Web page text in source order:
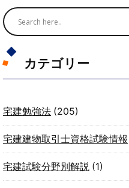
カテゴリー
宅建勉強法 (205)
宅建建物取引士資格試験情報
宅建試験分野別解説 (1)